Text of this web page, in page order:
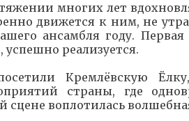
многих лет
движется к ним, не
ансамбля году. Первая
реализуется.
Кремлёвскую
страны, где
сцене воплотилась